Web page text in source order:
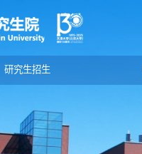
研究生招生